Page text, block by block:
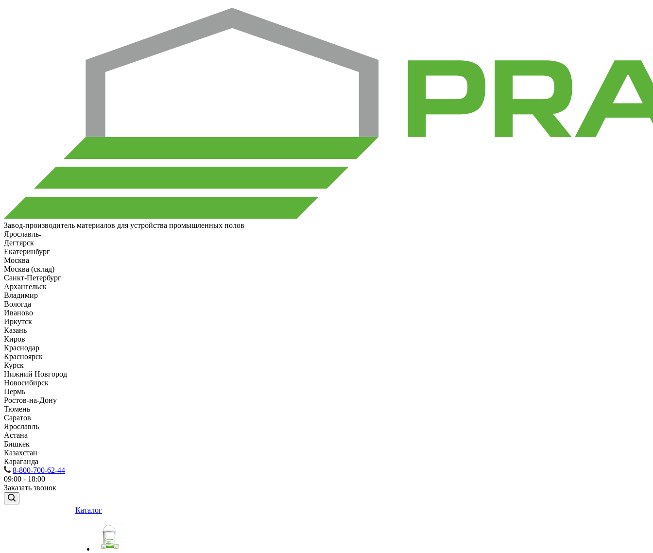
Завод-производитель материалов для устройства промышленных полов
Ярославль
Дегтярск
Екатеринбург
Москва
Москва (склад)
Санкт-Петербург
Архангельск
Владимир
Вологда
Иваново
Иркутск
Казань
Киров
Краснодар
Красноярск
Курск
Нижний Новгород
Новосибирск
Пермь
Ростов-на-Дону
Тюмень
Саратов
Ярославль
Астана
Бишкек
Казахстан
Караганда
8-800-700-62-44
09:00 - 18:00
Заказать звонок
Каталог